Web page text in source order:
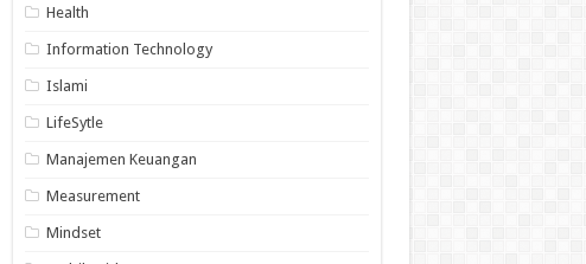
Health
Information Technology
Islami
LifeSytle
Manajemen Keuangan
Measurement
Mindset